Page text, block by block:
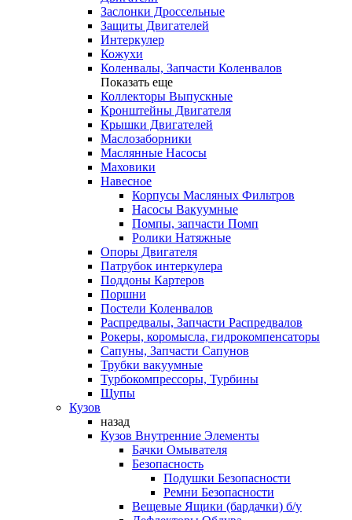
Заслонки Дроссельные
Защиты Двигателей
Интеркулер
Кожухи
Коленвалы, Запчасти Коленвалов
Показать еще
Коллекторы Выпускные
Кронштейны Двигателя
Крышки Двигателей
Маслозаборники
Маслянные Насосы
Маховики
Навесное
Корпусы Масляных Фильтров
Насосы Вакуумные
Помпы, запчасти Помп
Ролики Натяжные
Опоры Двигателя
Патрубок интеркулера
Поддоны Картеров
Поршни
Постели Коленвалов
Распредвалы, Запчасти Распредвалов
Рокеры, коромысла, гидрокомпенсаторы
Сапуны, Запчасти Сапунов
Трубки вакуумные
Турбокомпрессоры, Турбины
Щупы
Кузов
назад
Кузов Внутренние Элементы
Бачки Омывателя
Безопасность
Подушки Безопасности
Ремни Безопасности
Вещевые Ящики (бардачки) б/у